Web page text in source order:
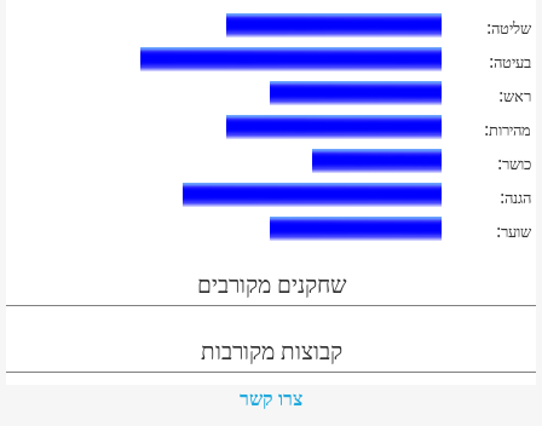
שליטה:
בעיטה:
ראש:
מהירות:
כושר:
הגנה:
שוער:
שחקנים מקורבים
קבוצות מקורבות
צרו קשר